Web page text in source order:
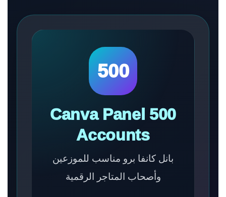
500
Canva Panel 500
Accounts
بانل كانفا برو مناسب للموزعين
وأصحاب المتاجر الرقمية